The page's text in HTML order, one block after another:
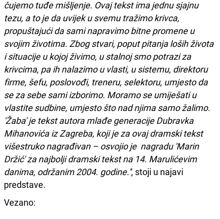
čujemo tuđe mišljenje. Ovaj tekst ima jednu sjajnu
tezu, a to je da uvijek u svemu tražimo krivca,
propuštajući da sami napravimo bitne promene u
svojim životima. Zbog stvari, poput pitanja loših života
i situacije u kojoj živimo, u stalnoj smo potrazi za
krivcima, pa ih nalazimo u vlasti, u sistemu, direktoru
firme, šefu, poslovođi, treneru, selektoru, umjesto da
se za sebe sami izborimo. Moramo se umiješati u
vlastite sudbine, umjesto što nad njima samo žalimo.
'Žaba' je tekst autora mlađe generacije Dubravka
Mihanovića iz Zagreba, koji je za ovaj dramski tekst
višestruko nagrađivan – osvojio je nagradu 'Marin
Držić' za najbolji dramski tekst na 14. Marulićevim
danima, održanim 2004. godine.'', stoji u najavi
predstave.
Vezano: